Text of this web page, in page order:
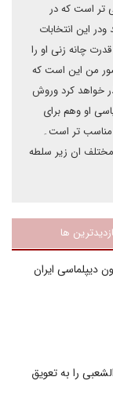
تر است که در
این انتخابات
چانه زنی او را
من این است که
خواهد کرد وروش
او وهم برای
مناسب تر است۔
ان زیر سلطه
ها
دیپلماسی ایران
را به تعویق